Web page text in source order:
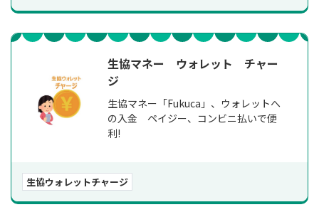
生協マネー ウォレット チャー
ジ
生協マネー「Fukuca」、ウォレットへ
の入金 ペイジー、コンビニ払いで便
利!
生協ウォレットチャージ